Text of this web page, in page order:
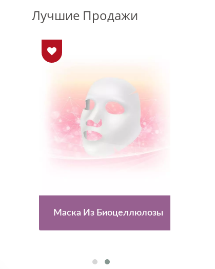
Лучшие Продажи
Маска Из Биоцеллюлозы